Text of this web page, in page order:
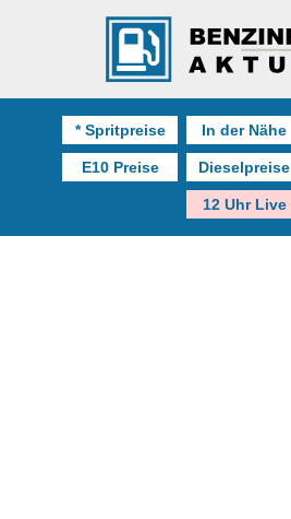
* Spritpreise In der Nähe
E10 Preise Dieselpreise
12 Uhr Live